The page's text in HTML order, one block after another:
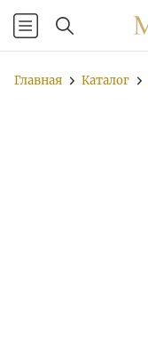
Главная Каталог